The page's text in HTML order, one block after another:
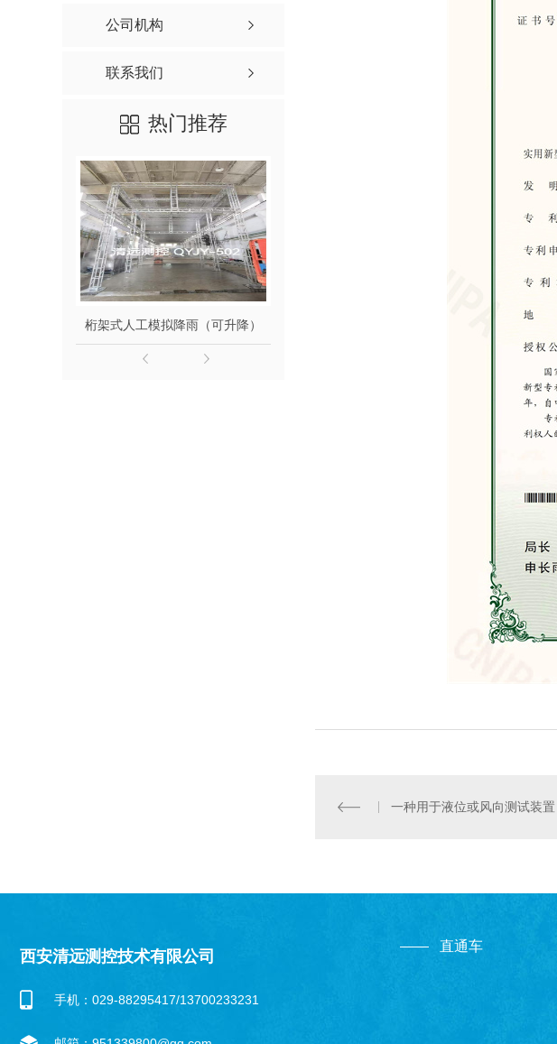
公司机构
联系我们
热门推荐
桁架式人工模拟降雨（可升降）
一种用于液位或风向测试装置
西安清远测控技术有限公司
手机：029-88295417/13700233231
直通车